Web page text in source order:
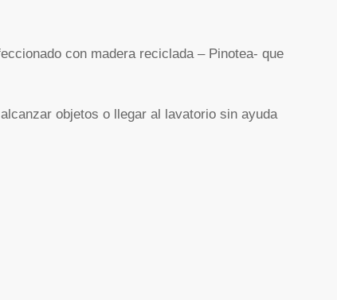
con madera reciclada – Pinotea- que
objetos o llegar al lavatorio sin ayuda